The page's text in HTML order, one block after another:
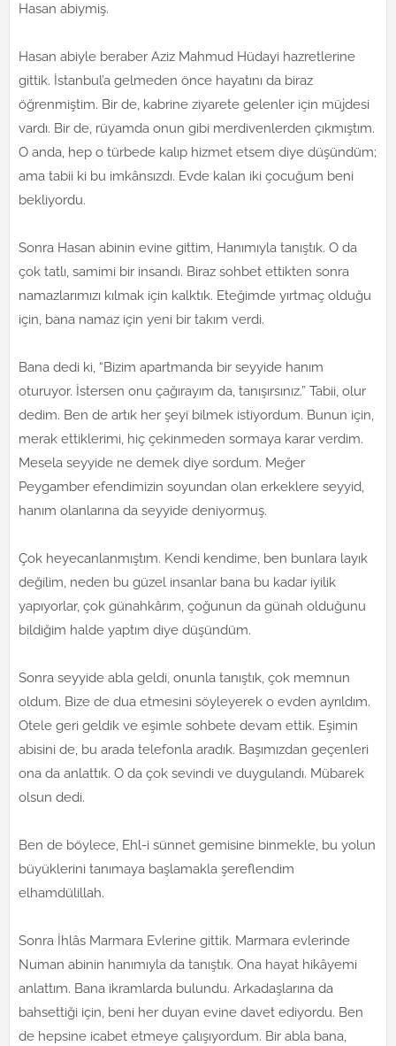
Hasan abiymiş.
Hasan abiyle beraber Aziz Mahmud Hüdayi hazretlerine
gittik. İstanbul’a gelmeden önce hayatını da biraz
öğrenmiştim. Bir de, kabrine ziyarete gelenler için müjdesi
vardı. Bir de, rüyamda onun gibi merdivenlerden çıkmıştım.
O anda, hep o türbede kalıp hizmet etsem diye düşündüm;
ama tabii ki bu imkânsızdı. Evde kalan iki çocuğum beni
bekliyordu.
Sonra Hasan abinin evine gittim, Hanımıyla tanıştık. O da
çok tatlı, samimi bir insandı. Biraz sohbet ettikten sonra
namazlarımızı kılmak için kalktık. Eteğimde yırtmaç olduğu
için, bana namaz için yeni bir takım verdi.
Bana dedi ki, “Bizim apartmanda bir seyyide hanım
oturuyor. İstersen onu çağırayım da, tanışırsınız.” Tabii, olur
dedim. Ben de artık her şeyi bilmek istiyordum. Bunun için,
merak ettiklerimi, hiç çekinmeden sormaya karar verdim.
Mesela seyyide ne demek diye sordum. Meğer
Peygamber efendimizin soyundan olan erkeklere seyyid,
hanım olanlarına da seyyide deniyormuş.
Çok heyecanlanmıştım. Kendi kendime, ben bunlara layık
değilim, neden bu güzel insanlar bana bu kadar iyilik
yapıyorlar, çok günahkârım, çoğunun da günah olduğunu
bildiğim halde yaptım diye düşündüm.
Sonra seyyide abla geldi, onunla tanıştık, çok memnun
oldum. Bize de dua etmesini söyleyerek o evden ayrıldım.
Otele geri geldik ve eşimle sohbete devam ettik. Eşimin
abisini de, bu arada telefonla aradık. Başımızdan geçenleri
ona da anlattık. O da çok sevindi ve duygulandı. Mübarek
olsun dedi.
Ben de böylece, Ehl-i sünnet gemisine binmekle, bu yolun
büyüklerini tanımaya başlamakla şereflendim
elhamdülillah.
Sonra İhlâs Marmara Evlerine gittik. Marmara evlerinde
Numan abinin hanımıyla da tanıştık. Ona hayat hikâyemi
anlattım. Bana ikramlarda bulundu. Arkadaşlarına da
bahsettiği için, beni her duyan evine davet ediyordu. Ben
de hepsine icabet etmeye çalışıyordum. Bir abla bana,